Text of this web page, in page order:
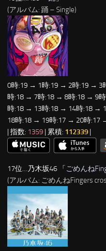
(アルバム: 踊 – Single)
0時:19 → 1時:19 → 2時:19 →
時:18 → 7時:18 → 8時:18 → 9
時:18 → 13時:18 → 14時:18 →
18時:18 → 19時:17 → 20時:17
| 指数: 1359 | 累積: 112339 |
17位…乃木坂46 「 ごめんね
(アルバム: ごめんねFingers